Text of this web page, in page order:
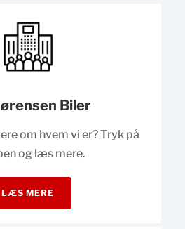
Biler
om hvem vi er? Tryk på
og læs mere.
LÆS MERE